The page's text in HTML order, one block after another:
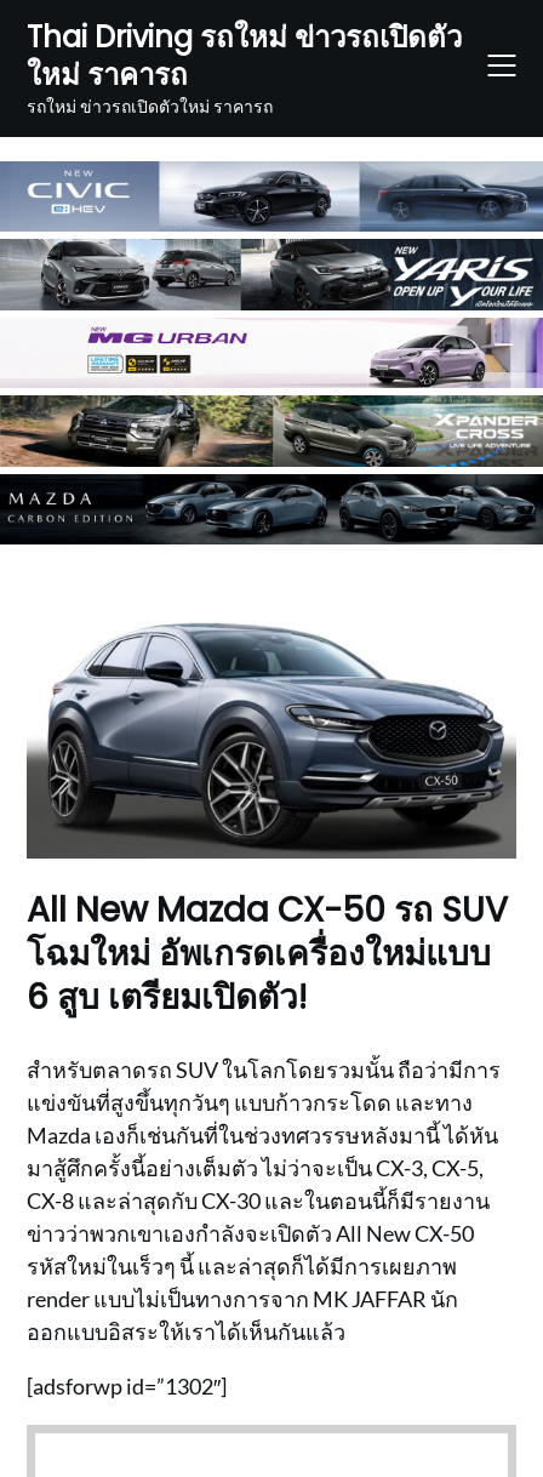
content
Thai Driving รถใหม่ ข่าวรถเปิดตัว
ใหม่ ราคารถ
รถใหม่ ข่าวรถเปิดตัวใหม่ ราคารถ
All New Mazda CX-50 รถ SUV
โฉมใหม่ อัพเกรดเครื่องใหม่แบบ
6 สูบ เตรียมเปิดตัว!
สำหรับตลาดรถ SUV ในโลกโดยรวมนั้น ถือว่ามีการ
แข่งขันที่สูงขึ้นทุกวันๆ แบบก้าวกระโดด และทาง
Mazda เองก็เช่นกันที่ในช่วงทศวรรษหลังมานี้ ได้หัน
มาสู้ศึกครั้งนี้อย่างเต็มตัว ไม่ว่าจะเป็น CX-3, CX-5,
CX-8 และล่าสุดกับ CX-30 และในตอนนี้ก็มีรายงาน
ข่าวว่าพวกเขาเองกำลังจะเปิดตัว All New CX-50
รหัสใหม่ในเร็วๆ นี้ และล่าสุดก็ได้มีการเผยภาพ
render แบบไม่เป็นทางการจาก MK JAFFAR นัก
ออกแบบอิสระให้เราได้เห็นกันแล้ว
[adsforwp id=”1302″]